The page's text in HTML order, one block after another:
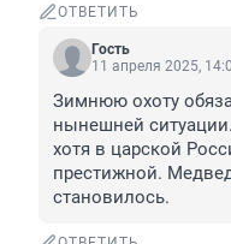
ОТВЕТИТЬ
Гость
11 апреля 2025,
Зимнюю охоту
нынешней
хотя в царской
престижной.
становилось.